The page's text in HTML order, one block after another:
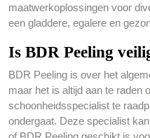
maatwerkoplossingen voor
een gladdere, egalere en
Is BDR Peeling
BDR Peeling is over het
maar het is altijd aan te raden
schoonheidsspecialist te
ondergaat. Deze specialist